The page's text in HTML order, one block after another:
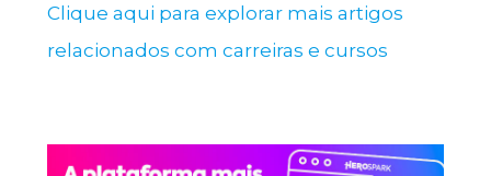
Clique aqui para explorar mais artigos
relacionados com carreiras e cursos